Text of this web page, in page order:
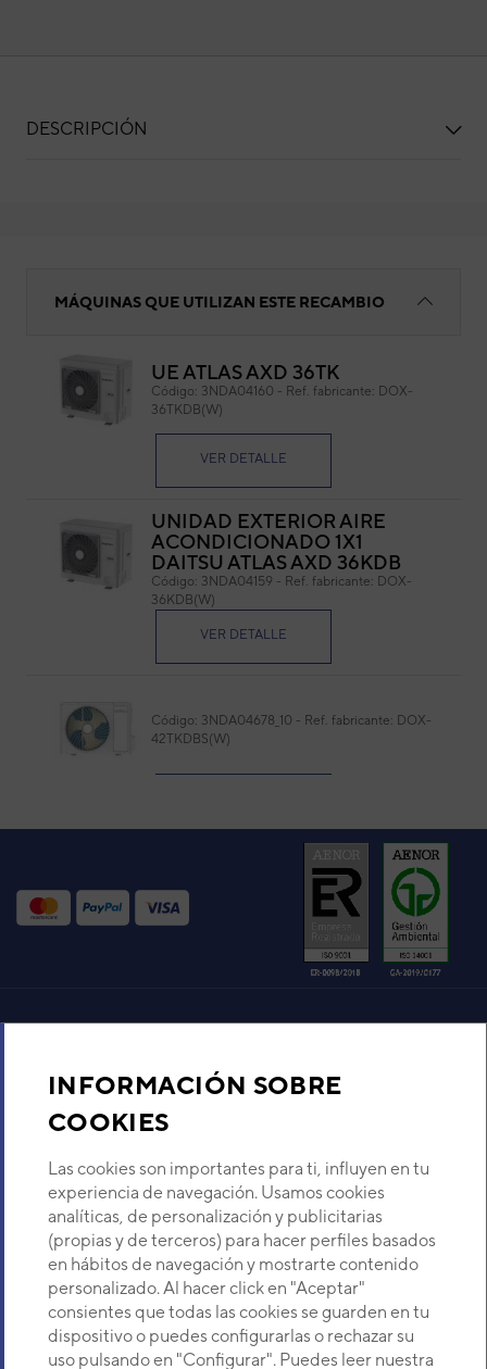
INFORMACIÓN SOBRE
COOKIES
Las cookies son importantes para ti, influyen en tu
experiencia de navegación. Usamos cookies
analíticas, de personalización y publicitarias
(propias y de terceros) para hacer perfiles basados
en hábitos de navegación y mostrarte contenido
personalizado. Al hacer click en "Aceptar"
consientes que todas las cookies se guarden en tu
dispositivo o puedes configurarlas o rechazar su
uso pulsando en "Configurar". Puedes leer nuestra
DESCRIPCIÓN
MÁQUINAS QUE UTILIZAN ESTE RECAMBIO
UE ATLAS AXD 36TK
Código: 3NDA04160 - Ref. fabricante: DOX-
36TKDB(W)
VER DETALLE
UNIDAD EXTERIOR AIRE
ACONDICIONADO 1X1
DAITSU ATLAS AXD 36KDB
Código: 3NDA04159 - Ref. fabricante: DOX-
36KDB(W)
VER DETALLE
Código: 3NDA04678_10 - Ref. fabricante: DOX-
42TKDBS(W)
Ref. fabricante:DOX-
36TKDBS(W)
Sobre Nosotros
Descubre Eurofred
Dónde Estamos
¿Buscas un servicio técnico?